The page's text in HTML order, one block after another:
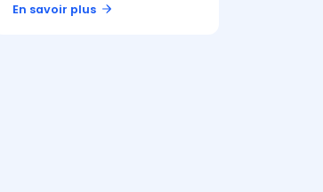
En savoir plus